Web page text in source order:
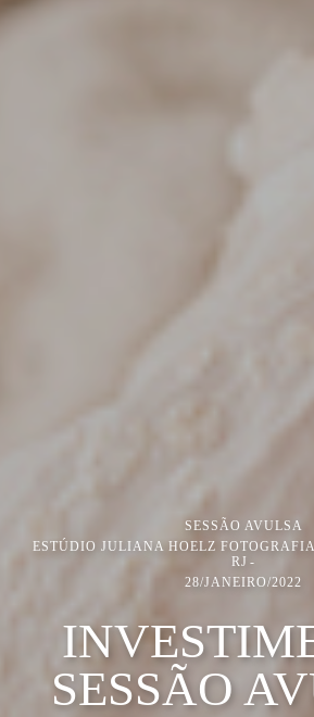
SESSÃO AVULSA
ESTÚDIO JULIANA HOELZ
RJ
28/JANEIRO/2022
SESSÃO